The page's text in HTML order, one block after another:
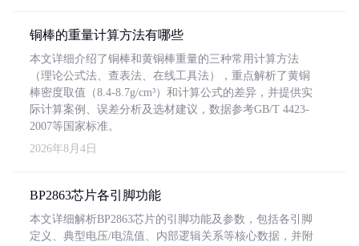
铜棒的重量计算方法有哪些
本文详细介绍了铜棒和黄铜棒重量的三种常用计算方法
（理论公式法、查表法、在线工具法），重点解析了黄铜
棒密度取值（8.4-8.7g/cm³）和计算公式的差异，并提供实
际计算案例、误差分析及选材建议，数据参考GB/T 4423-
2007等国家标准。
2026年8月4日
BP2863芯片各引脚功能
本文详细解析BP2863芯片的引脚功能及参数，包括各引脚
定义、典型电压/电流值、内部逻辑关系等核心数据，并附